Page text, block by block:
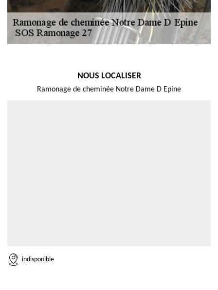
NOUS LOCALISER
Ramonage de cheminée Notre Dame D Epine
indisponible